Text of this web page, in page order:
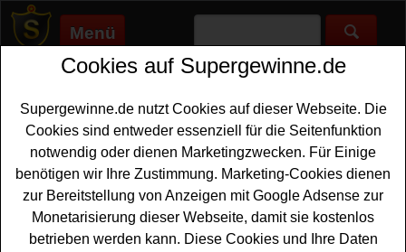
Menü
Supergewinne.de>Gewinnspiele>Sonstige Gewinnspiele
Anzeige:
Anzeige:
Krombacher Gewinnspiel -
Outdoor-Set gewinnen
Cookies auf Supergewinne.de
Supergewinne.de nutzt Cookies auf dieser Webseite. Die
Cookies sind entweder essenziell für die Seitenfunktion
notwendig oder dienen Marketingzwecken. Für Einige
benötigen wir Ihre Zustimmung. Marketing-Cookies dienen
zur Bereitstellung von Anzeigen mit Google Adsense zur
Monetarisierung dieser Webseite, damit sie kostenlos
betrieben werden kann. Diese Cookies und Ihre Daten